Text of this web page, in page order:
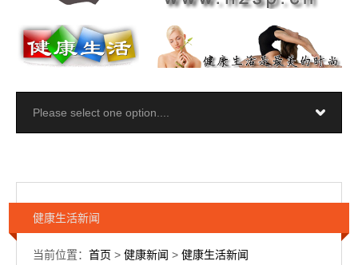
健康生活新闻
当前位置： 首页 > 健康新闻 > 健康生活新闻